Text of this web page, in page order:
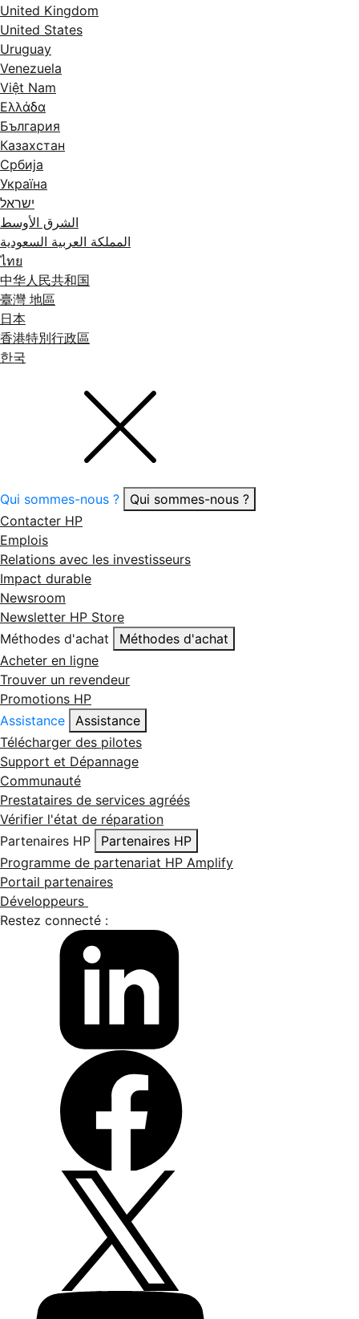
United Kingdom
United States
Uruguay
Venezuela
Việt Nam
Ελλάδα
България
Казахстан
Србија
Україна
ישראל
الشرق الأوسط
المملكة العربية السعودية
ไทย
中华人民共和国
臺灣 地區
日本
香港特別行政區
한국
Qui sommes-nous ?
Qui sommes-nous ?
Contacter HP
Emplois
Relations avec les investisseurs
Impact durable
Newsroom
Newsletter HP Store
Méthodes d'achat
Méthodes d'achat
Acheter en ligne
Trouver un revendeur
Promotions HP
Assistance
Assistance
Télécharger des pilotes
Support et Dépannage
Communauté
Prestataires de services agréés
Vérifier l'état de réparation
Partenaires HP
Partenaires HP
Programme de partenariat HP Amplify
Portail partenaires
Développeurs
Restez connecté :